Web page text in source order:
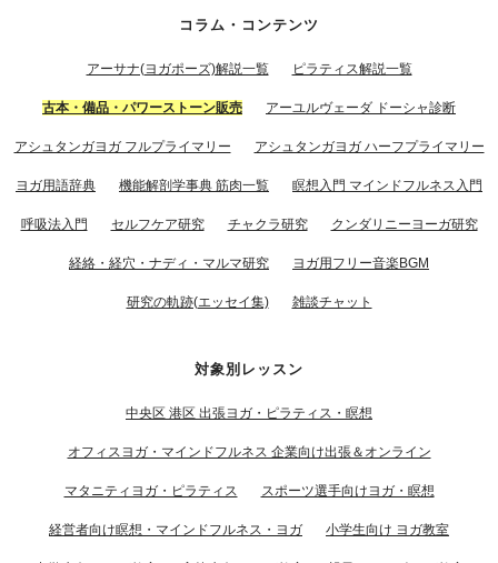
コラム・コンテンツ
アーサナ(ヨガポーズ)解説一覧 ピラティス解説一覧
古本・備品・パワーストーン販売 アーユルヴェーダ ドーシャ診断
アシュタンガヨガ フルプライマリー アシュタンガヨガ ハーフプライマリー
ヨガ用語辞典 機能解剖学事典 筋肉一覧 瞑想入門 マインドフルネス入門
呼吸法入門 セルフケア研究 チャクラ研究 クンダリニーヨーガ研究
経絡・経穴・ナディ・マルマ研究 ヨガ用フリー音楽BGM
研究の軌跡(エッセイ集) 雑談チャット
対象別レッスン
中央区 港区 出張ヨガ・ピラティス・瞑想
オフィスヨガ・マインドフルネス 企業向け出張＆オンライン
マタニティヨガ・ピラティス スポーツ選手向けヨガ・瞑想
経営者向け瞑想・マインドフルネス・ヨガ 小学生向け ヨガ教室